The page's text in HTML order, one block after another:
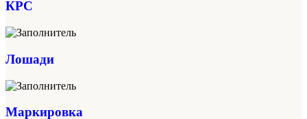
КРС
Лошади
Маркировка